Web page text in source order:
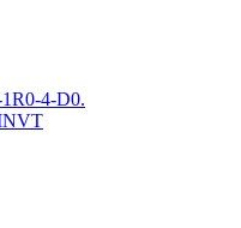
4-D0.